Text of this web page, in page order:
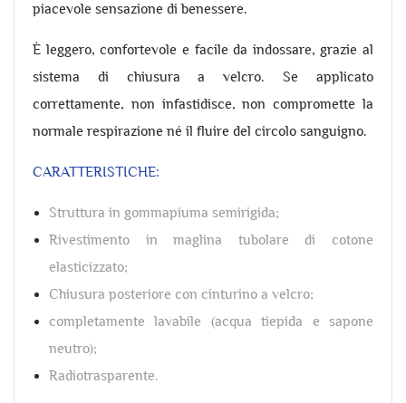
piacevole sensazione di benessere.
È leggero, confortevole e facile da indossare, grazie al
sistema di chiusura a velcro. Se applicato
correttamente, non infastidisce, non compromette la
normale respirazione né il fluire del circolo sanguigno.
CARATTERISTICHE:
Struttura in gommapiuma semirigida;
Rivestimento in maglina tubolare di cotone
elasticizzato;
Chiusura posteriore con cinturino a velcro;
completamente lavabile (acqua tiepida e sapone
neutro);
Radiotrasparente.